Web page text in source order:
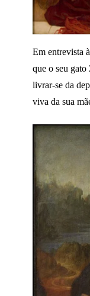
Em entrevista
que o seu gato
livrar-se da
viva da sua